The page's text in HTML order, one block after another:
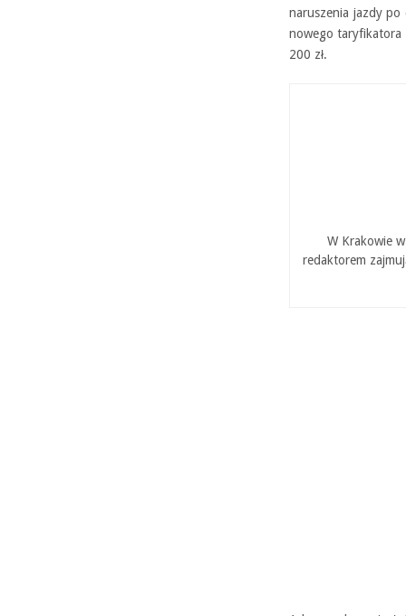
naruszenia jazdy po
nowego taryfikatora
200 zł.
W Krakowie
redaktorem